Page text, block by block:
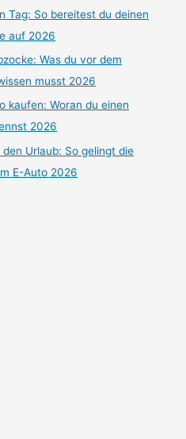
Tag: So bereitest du deinen
auf 2026
Was du vor dem
musst 2026
kaufen: Woran du einen
2026
Urlaub: So gelingt die
E-Auto 2026